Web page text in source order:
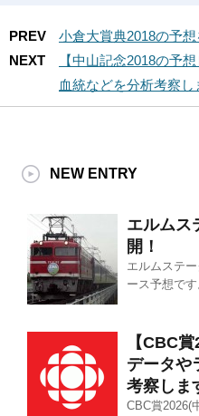
PREV
小倉大賞典2018の予想
NEXT
【中山記念2018の予
血統などを分析考察し
NEW ENTRY
エルムス
開！
エルムステ
ース予想です
【CBC
データや
考察しま
CBC賞2026(